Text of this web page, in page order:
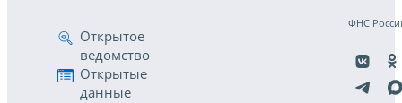
Открытое
ведомство
Открытые
данные
ФНС